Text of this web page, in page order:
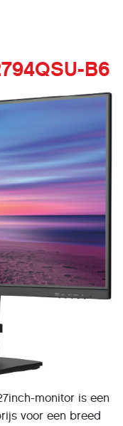
B6
monitor is een
voor een breed